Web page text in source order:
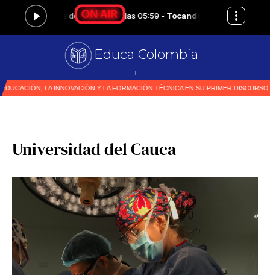
Educa Colombia
Primer
Universidad del Cauca